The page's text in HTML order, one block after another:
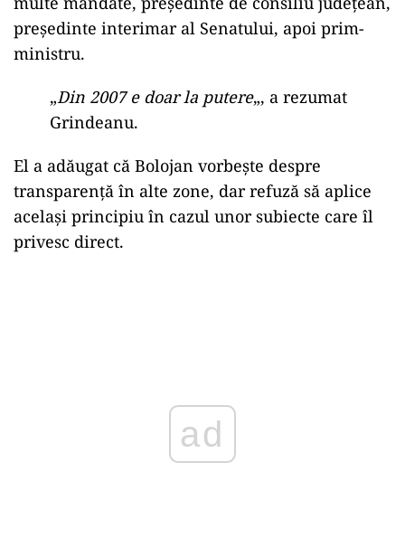
președinte interimar al Senatului, apoi prim-
ministru.
„Din 2007 e doar la putere„, a rezumat
Grindeanu.
El a adăugat că Bolojan vorbește despre
transparență în alte zone, dar refuză să aplice
același principiu în cazul unor subiecte care îl
privesc direct.
ad